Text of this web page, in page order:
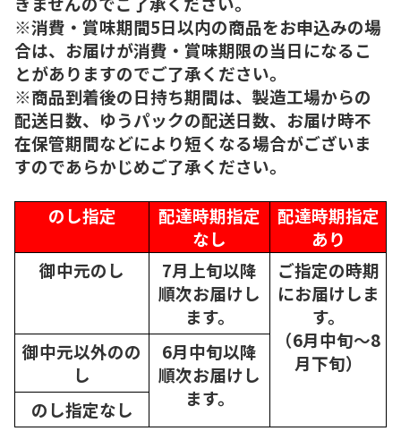
※消費・賞味期間5日以内の商品をお申込みの場
合は、お届けが消費・賞味期限の当日になるこ
とがありますのでご了承ください。
※商品到着後の日持ち期間は、製造工場からの
配送日数、ゆうパックの配送日数、お届け時不
在保管期間などにより短くなる場合がございま
すのであらかじめご了承ください。
のし指定
配達時期指定
なし
配達時期指定
あり
御中元のし
7月上旬以降
順次お届けし
ます。
ご指定の時期
にお届けしま
す。
（6月中旬～8
月下旬）
御中元以外のの
し
6月中旬以降
順次お届けし
ます。
のし指定なし